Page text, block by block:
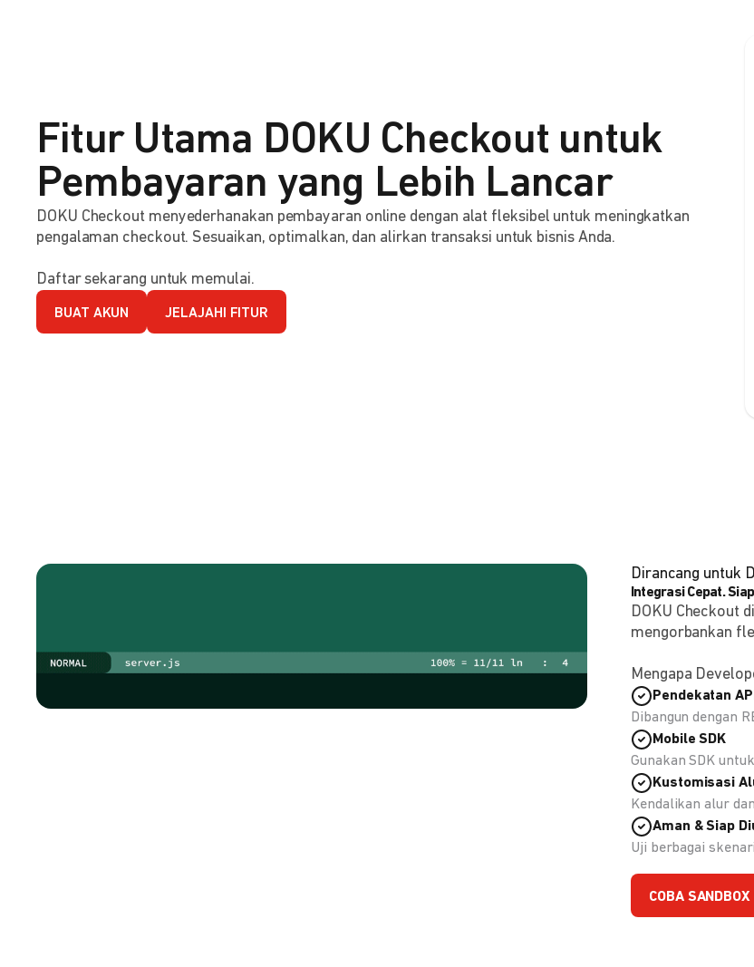
Fitur Utama DOKU Checkout untuk
Pembayaran yang Lebih Lancar
DOKU Checkout menyederhanakan pembayaran online dengan alat fleksibel untuk meningkatkan
pengalaman checkout. Sesuaikan, optimalkan, dan alirkan transaksi untuk bisnis Anda.
Daftar sekarang untuk memulai.
BUAT AKUN JELAJAHI FITUR
Dirancang untuk
Integrasi Cepat.
DOKU Checkout
mengorbankan
Mengapa
Pendekatan
Dibangun dengan
Mobile SDK
Gunakan SDK
Kustomisasi
Kendalikan alur
Aman & Siap
Uji berbagai
COBA